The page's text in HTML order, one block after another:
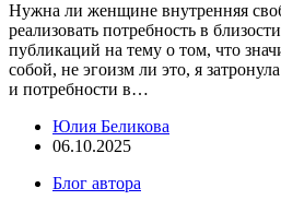
Нужна ли женщине внутренняя
реализовать потребность в
публикаций на тему о том, что
собой, не эгоизм ли это, я
и потребности в…
Юлия Беликова
06.10.2025
Блог автора